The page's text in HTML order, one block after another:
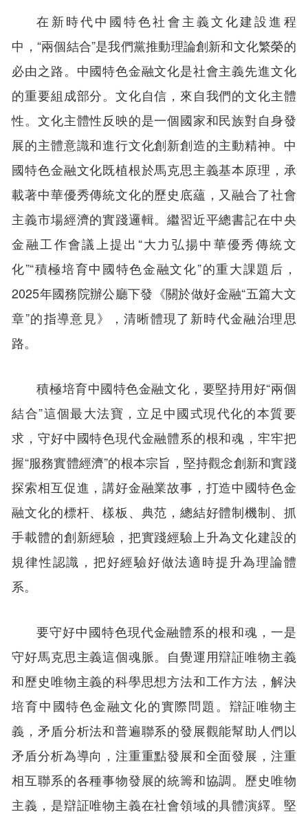
在新時代中國特色社會主義文化建設進程
中，“兩個結合”是我們黨推動理論創新和文化繁榮的
必由之路。中國特色金融文化是社會主義先進文化
的重要組成部分。文化自信，來自我們的文化主體
性。文化主體性反映的是一個國家和民族對自身發
展的主體意識和進行文化創新創造的主動精神。中
國特色金融文化既植根於馬克思主義基本原理，承
載著中華優秀傳統文化的歷史底蘊，又融合了社會
主義市場經濟的實踐邏輯。繼習近平總書記在中央
金融工作會議上提出“大力弘揚中華優秀傳統文
化”“積極培育中國特色金融文化”的重大課題后，
2025年國務院辦公廳下發《關於做好金融“五篇大文
章”的指導意見》，清晰體現了新時代金融治理思
路。
積極培育中國特色金融文化，要堅持用好“兩個
結合”這個最大法寶，立足中國式現代化的本質要
求，守好中國特色現代金融體系的根和魂，牢牢把
握“服務實體經濟”的根本宗旨，堅持觀念創新和實踐
探索相互促進，講好金融業故事，打造中國特色金
融文化的標杆、樣板、典范，總結好體制機制、抓
手載體的創新經驗，把實踐經驗上升為文化建設的
規律性認識，把好經驗好做法適時提升為理論體
系。
要守好中國特色現代金融體系的根和魂，一是
守好馬克思主義這個魂脈。自覺運用辯証唯物主義
和歷史唯物主義的科學思想方法和工作方法，解決
培育中國特色金融文化的實際問題。辯証唯物主
義，矛盾分析法和普遍聯系的發展觀能幫助人們以
矛盾分析為導向，注重重點發展和全面發展，注重
相互聯系的各種事物發展的統籌和協調。歷史唯物
主義，是辯証唯物主義在社會領域的具體演繹。堅